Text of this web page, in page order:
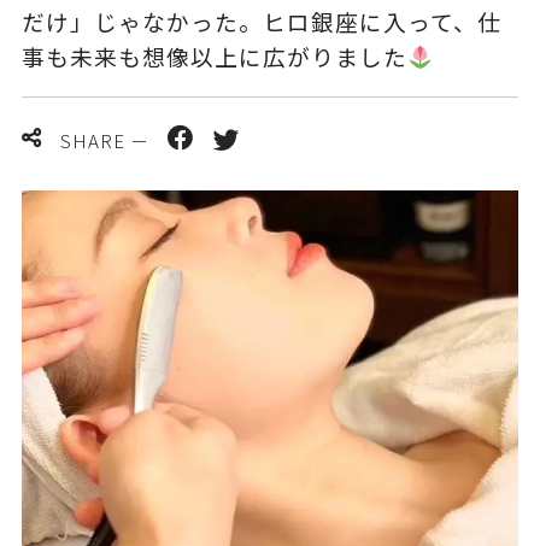
だけ」じゃなかった。ヒロ銀座に入って、仕
事も未来も想像以上に広がりました